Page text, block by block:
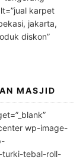
karpet
jakarta,
diskon”
MASJID
wp-image-
turki-tebal-roll-